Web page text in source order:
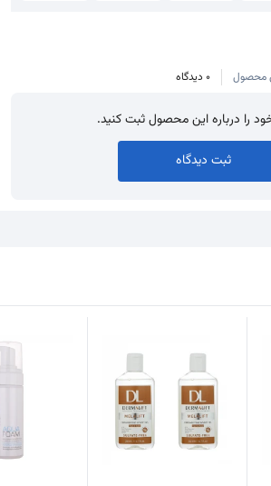
محصول 0 دیدگاه
را درباره این محصول ثبت کنید.
ثبت دیدگاه